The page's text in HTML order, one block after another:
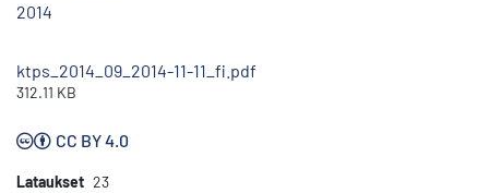
2014
ktps_2014_09_2014-11-11_fi.pdf
312.11 KB
CC BY 4.0
Lataukset 23